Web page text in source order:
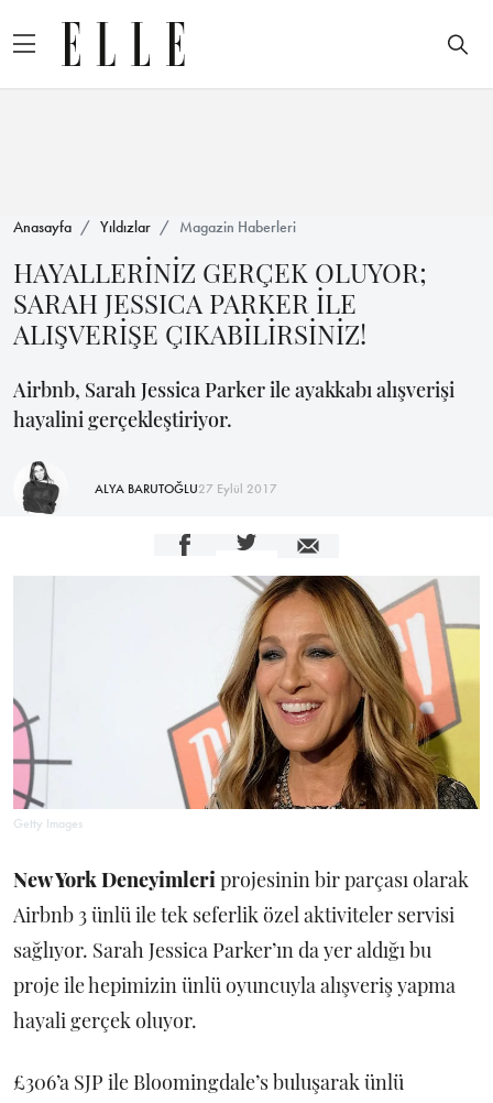
Anasayfa Yıldızlar Magazin Haberleri
HAYALLERİNİZ GERÇEK OLUYOR;
SARAH JESSICA PARKER İLE
ALIŞVERİŞE ÇIKABİLİRSİNİZ!
Airbnb, Sarah Jessica Parker ile ayakkabı alışverişi
hayalini gerçekleştiriyor.
ALYA BARUTOĞLU27 Eylül 2017
Getty Images
New York Deneyimleriprojesinin bir parçası olarak
Airbnb 3 ünlü ile tek seferlik özel aktiviteler servisi
sağlıyor. Sarah Jessica Parker’ın da yer aldığı bu
proje ile hepimizin ünlü oyuncuyla alışveriş yapma
hayali gerçek oluyor.
£306’a SJP ile Bloomingdale’s buluşarak ünlü